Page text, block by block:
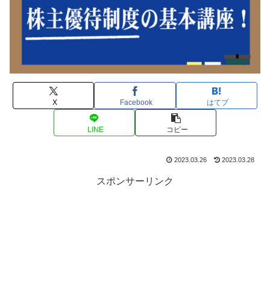
X Facebook はてブ
LINE コピー
2023.03.26 2023.03.28
スポンサーリンク